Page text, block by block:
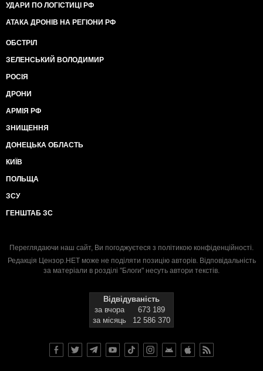
УДАРИ ПО ЛОГІСТИЦІ РФ
АТАКА ДРОНІВ НА РЕГІОНИ РФ
ОБСТРІЛ
ЗЕЛЕНСЬКИЙ ВОЛОДИМИР
РОСІЯ
ДРОНИ
АРМІЯ РФ
ЗНИЩЕННЯ
ДОНЕЦЬКА ОБЛАСТЬ
КИЇВ
ПОЛЬЩА
ЗСУ
ГЕНШТАБ ЗС
Переглядаючи наш сайт, Ви погоджуєтеся з політикою конфіденційності.
Редакція Цензор.НЕТ може не поділяти позицію авторів. Відповідальність
за матеріали в розділі "Блоги" несуть автори текстів.
Відвідуваність
за вчора
673 189
за місяць
12 586 370